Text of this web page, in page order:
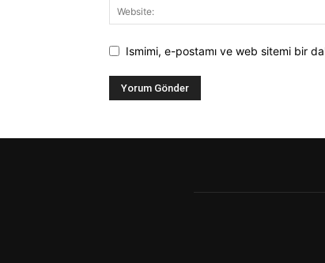
Ismimi, e-postamı ve web sitemi bir